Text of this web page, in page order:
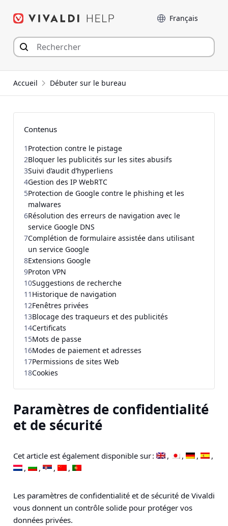
Langue
Accueil Débuter sur le bureau
Paramètres de confidentialité
et de sécurité
Cet article est également disponible sur :
Les paramètres de confidentialité et de sécurité de Vivaldi
vous donnent un contrôle solide pour protéger vos
données privées.
Contenus
1 Protection contre le pistage
2Bloquer les publicités sur les sites abusifs
3Suivi d’audit d’hyperliens
4Gestion des IP WebRTC
5Protection de Google contre le phishing et les
malwares
6Résolution des erreurs de navigation avec le
service Google DNS
7Complétion de formulaire assistée dans utilisant
un service Google
8Extensions Google
9Proton VPN
10Suggestions de recherche
11 Historique de navigation
12Fenêtres privées
13Blocage des traqueurs et des publicités
14Certificats
15Mots de passe
16Modes de paiement et adresses
17Permissions de sites Web
18Cookies